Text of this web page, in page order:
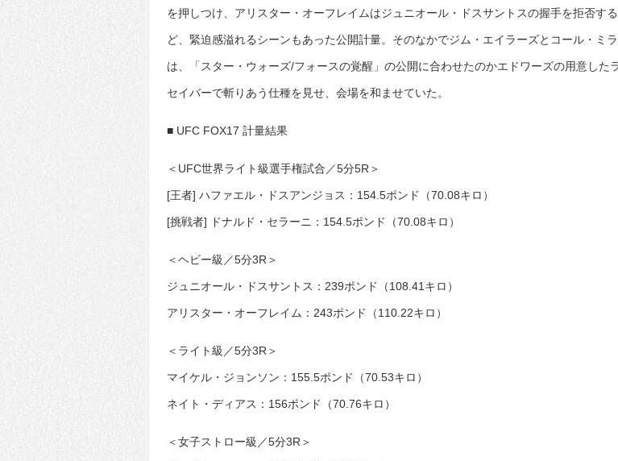
を押しつけ、アリスター・オーフレイムはジュニオール・ドスサントスの握手を拒否す
ど、緊迫感溢れるシーンもあった公開計量。そのなかでジム・エイラーズとコール・ミ
は、「スター・ウォーズ/フォースの覚醒」の公開に合わせたのかエドワーズの用意した
セイバーで斬りあう仕種を見せ、会場を和ませていた。
■ UFC FOX17 計量結果
＜UFC世界ライト級選手権試合／5分5R＞
[王者] ハファエル・ドスアンジョス：154.5ポンド（70.08キロ）
[挑戦者] ドナルド・セラーニ：154.5ポンド（70.08キロ）
＜ヘビー級／5分3R＞
ジュニオール・ドスサントス：239ポンド（108.41キロ）
アリスター・オーフレイム：243ポンド（110.22キロ）
＜ライト級／5分3R＞
マイケル・ジョンソン：155.5ポンド（70.53キロ）
ネイト・ディアス：156ポンド（70.76キロ）
＜女子ストロー級／5分3R＞